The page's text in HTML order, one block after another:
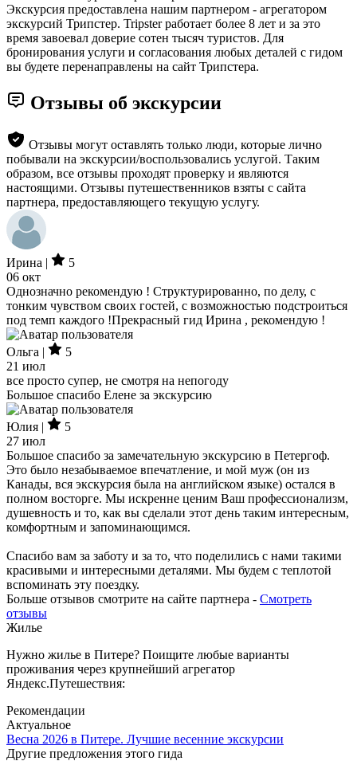
Экскурсия предоставлена нашим партнером - агрегатором
экскурсий Трипстер. Tripster работает более 8 лет и за это
время завоевал доверие сотен тысяч туристов. Для
бронирования услуги и согласования любых деталей с гидом
вы будете перенаправлены на сайт Трипстера.
Отзывы об экскурсии
Отзывы могут оставлять только люди, которые лично
побывали на экскурсии/воспользовались услугой. Таким
образом, все отзывы проходят проверку и являются
настоящими. Отзывы путешественников взяты с сайта
партнера, предоставляющего текущую услугу.
Ирина |
5
06 окт
Однозначно рекомендую ! Структурированно, по делу, с
тонким чувством своих гостей, с возможностью подстроиться
под темп каждого !Прекрасный гид Ирина , рекомендую !
Ольга |
5
21 июл
все просто супер, не смотря на непогоду
Большое спасибо Елене за экскурсию
Юлия |
5
27 июл
Большое спасибо за замечательную экскурсию в Петергоф.
Это было незабываемое впечатление, и мой муж (он из
Канады, вся экскурсия была на английском языке) остался в
полном восторге. Мы искренне ценим Ваш профессионализм,
душевность и то, как вы сделали этот день таким интересным,
комфортным и запоминающимся.
Спасибо вам за заботу и за то, что поделились с нами такими
красивыми и интересными деталями. Мы будем с теплотой
вспоминать эту поездку.
Больше отзывов смотрите на сайте партнера - Смотреть
отзывы
Жилье
Нужно жилье в Питере? Поищите любые варианты
проживания через крупнейший агрегатор
Яндекс.Путешествия:
Рекомендации
Актуальное
Весна 2026 в Питере. Лучшие весенние экскурсии
Другие предложения этого гида